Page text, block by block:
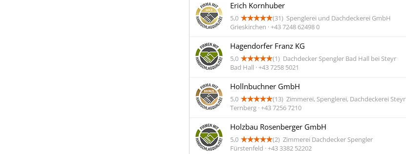
Erich Kornhuber
5,0 (31) Spenglerei und Dachdeckerei GmbH
Grieskirchen · +43 7248 62498 0
Hagendorfer Franz KG
5,0 (1) Dachdecker Spengler Bad Hall bei Steyr
Bad Hall · +43 7258 5021
Hollnbuchner GmbH
5,0 (13) Zimmerei, Spenglerei, Dachdeckerei Steyr
Ternberg · +43 7256 7210
Holzbau Rosenberger GmbH
5,0 (2) Zimmerei Dachdecker Spengler
Fürstenfeld · +43 3382 52202